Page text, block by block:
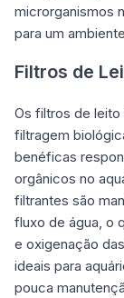
microrganismos
para um
Filtros de
Os filtros de leito
filtragem
benéficas
orgânicos no
filtrantes são
fluxo de água, o
e oxigenação
ideais para
pouca